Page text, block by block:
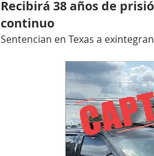
Recibirá 38 años de
continuo
Sentencian en Texas a